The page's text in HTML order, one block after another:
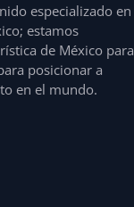
especializado en
estamos
de México para
posicionar a
en el mundo.